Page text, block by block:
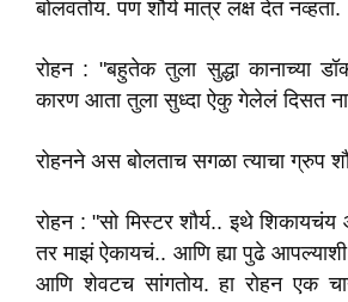
बोलवतोय. पण शौर्य मात्र लक्ष देत नव्हता.
रोहन : "बहुतेक तुला सुद्धा कानाच्या
कारण आता तुला सुध्दा ऐकु गेलेलं दिसत
रोहनने अस बोलताच सगळा त्याचा ग्रुप
रोहन : "सो मिस्टर शौर्य.. इथे
तर माझं ऐकायचं.. आणि ह्या पुढे
आणि शेवटच सांगतोय. हा रोहन एक